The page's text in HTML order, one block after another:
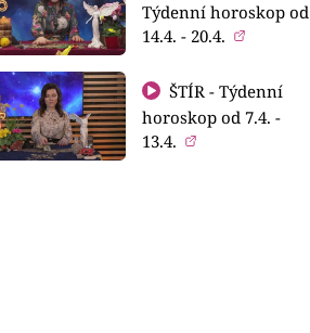
Týdenní horoskop od
14.4. - 20.4.
ŠTÍR - Týdenní
horoskop od 7.4. -
13.4.